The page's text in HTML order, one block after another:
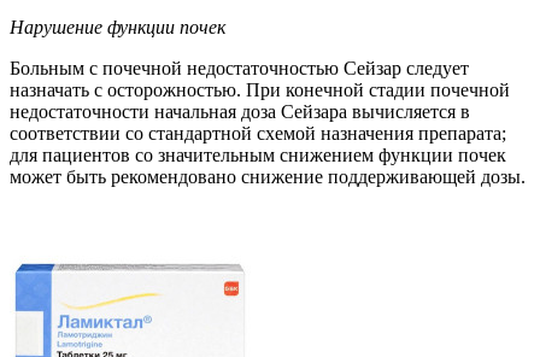
Нарушение функции почек
Больным с почечной недостаточностью Сейзар следует
назначать с осторожностью. При конечной стадии почечной
недостаточности начальная доза Сейзара вычисляется в
соответствии со стандартной схемой назначения препарата;
для пациентов со значительным снижением функции почек
может быть рекомендовано снижение поддерживающей дозы.